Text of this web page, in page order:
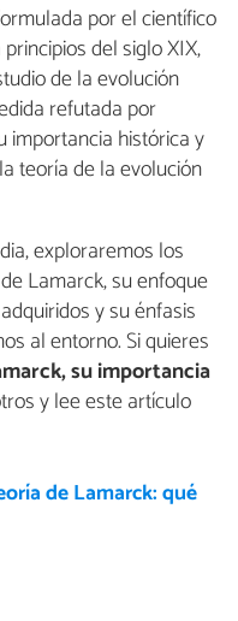
por el científico
del siglo XIX,
de la evolución
refutada por
importancia histórica y
teoría de la evolución
exploraremos los
Lamarck, su enfoque
y su énfasis
al entorno. Si quieres
su importancia
y lee este artículo
de Lamarck: qué